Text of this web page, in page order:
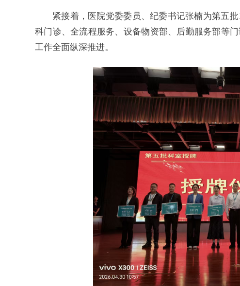
紧接着，医院党委委员、纪委书记张楠为第五
科门诊、全流程服务、设备物资部、后勤服务部等
工作全面纵深推进。